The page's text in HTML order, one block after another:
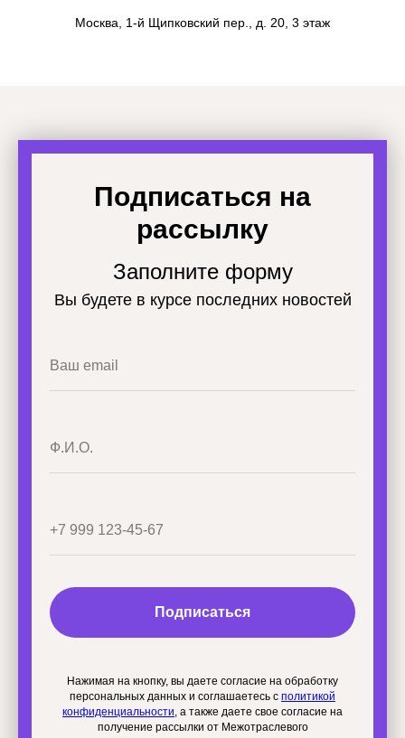
Москва, 1-й Щипковский пер., д. 20, 3 этаж
Подписаться на
рассылку
Заполните форму
Вы будете в курсе последних новостей
Подписаться
Нажимая на кнопку, вы даете согласие на обработку
персональных данных и соглашаетесь c политикой
конфиденциальности , а также даете свое согласие на
получение рассылки от Межотраслевого